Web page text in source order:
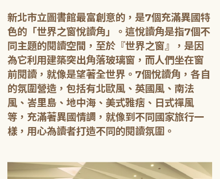
新北市立圖書館最富創意的，是7個充滿異國特
色的「世界之窗悅讀角」。這悅讀角是指7個不
同主題的閱讀空間，至於『世界之窗』，是因
為它利用建築突出角落玻璃窗，而人們坐在窗
前閱讀，就像是望著全世界。7個悅讀角，各自
的氛圍營造，包括有北歐風、英國風、南法
風、峇里島、地中海、美式雅痞、日式禪風
等，充滿著異國情調，就像到不同國家旅行一
樣，用心為讀者打造不同的閱讀氛圍。